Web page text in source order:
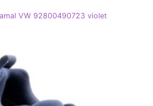
VW 92800490723 violet